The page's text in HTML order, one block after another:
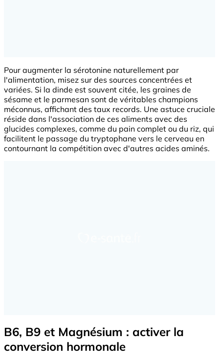
Pour augmenter la sérotonine naturellement par
l'alimentation, misez sur des sources concentrées et
variées. Si la dinde est souvent citée, les graines de
sésame et le parmesan sont de véritables champions
méconnus, affichant des taux records. Une astuce cruciale
réside dans l'association de ces aliments avec des
glucides complexes, comme du pain complet ou du riz, qui
facilitent le passage du tryptophane vers le cerveau en
contournant la compétition avec d'autres acides aminés.
B6, B9 et Magnésium : activer la
conversion hormonale